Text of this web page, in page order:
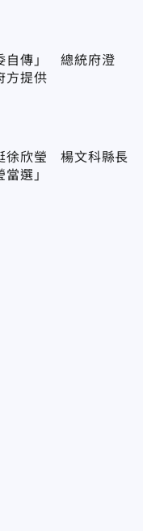
自傳」 總統府澄
方提供
徐欣瑩 楊文科縣長
選」